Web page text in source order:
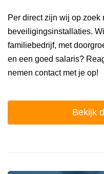
Per direct zijn wij op zoek
beveiligingsinstallaties.
familiebedrijf, met
en een goed salaris?
nemen contact met je op!
Bekijk